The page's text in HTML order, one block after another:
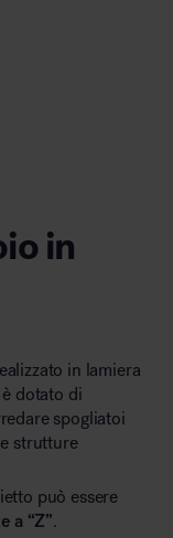
in
in lamiera
dotato di
spogliatoi
strutture
può essere
a “Z”.